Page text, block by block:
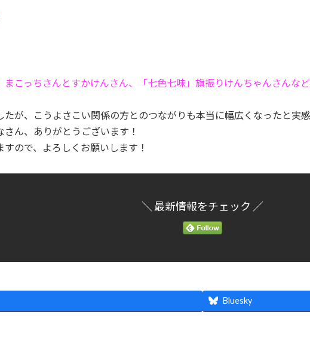
まこっちさんとすかけんさん、「七色七味」旗振りけんちゃんさんなど
が、こうよさこい関係の方とのつながりも本当に幅広くなったと実感
ん、ありがとうございます！
ので、よろしくお願いします！
＼ 最新情報をチェック ／
Bluesky